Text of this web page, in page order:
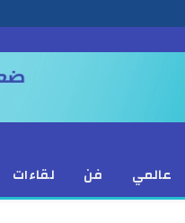
عالمي فن لقاءات